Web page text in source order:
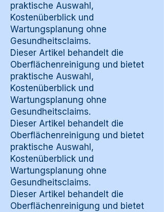
praktische Auswahl,
Kostenüberblick und
Wartungsplanung ohne
Gesundheitsclaims.
Dieser Artikel behandelt die
Oberflächenreinigung und bietet
praktische Auswahl,
Kostenüberblick und
Wartungsplanung ohne
Gesundheitsclaims.
Dieser Artikel behandelt die
Oberflächenreinigung und bietet
praktische Auswahl,
Kostenüberblick und
Wartungsplanung ohne
Gesundheitsclaims.
Dieser Artikel behandelt die
Oberflächenreinigung und bietet